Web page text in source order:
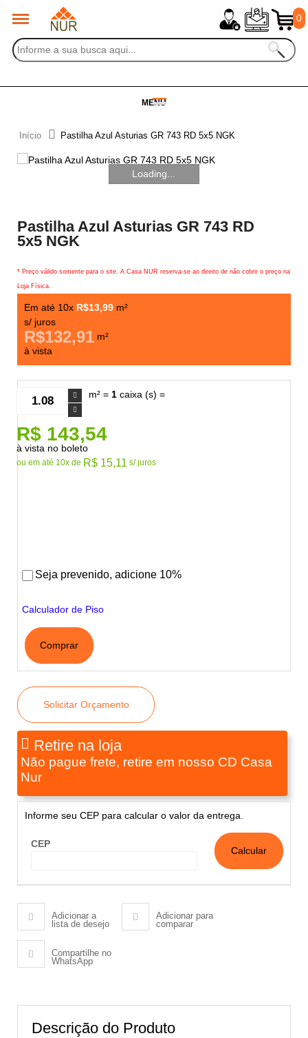
0
MENU
Início Pastilha Azul Asturias GR 743 RD 5x5 NGK
Loading...
Pastilha Azul Asturias GR 743 RD
5x5 NGK
* Preço válido somente para o site. A Casa NUR reserva-se ao direito de não cobrir o preço na
Loja Física.
Em até 10x R$13,99 m²
s/ juros
R$132,91 m²
à vista
m² = 1 caixa (s) =
R$ 143,54
à vista no boleto
ou em até 10x de R$ 15,11 s/ juros
Seja prevenido, adicione 10%
Calculador de Piso
Comprar
Solicitar Orçamento
Retire na loja
Não pague frete, retire em nosso CD Casa
Nur
Informe seu CEP para calcular o valor da entrega.
CEP
Adicionar a
lista de desejo
Adicionar para
comparar
Compartilhe no
WhatsApp
Descrição do Produto